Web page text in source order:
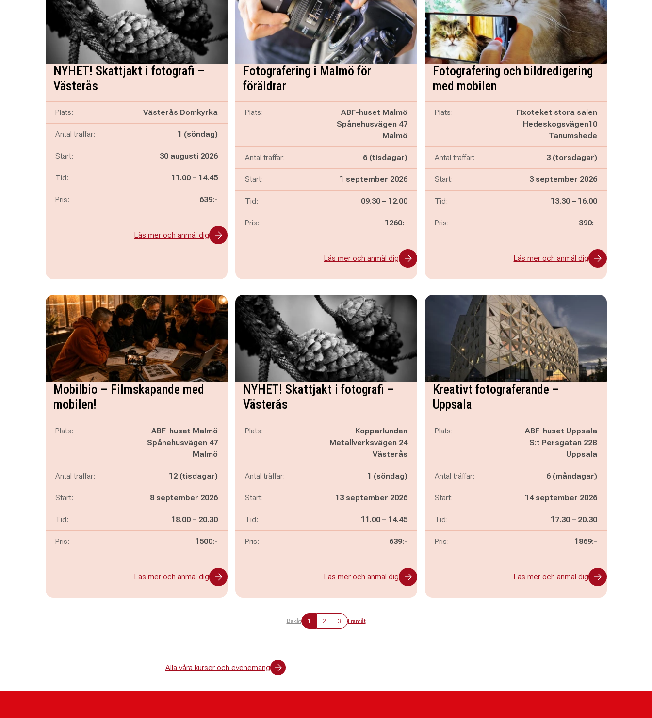
NYHET! Skattjakt i fotografi –
Västerås
Plats: Västerås Domkyrka
Antal träffar: 1 (söndag)
Start: 30 augusti 2026
Tid: Pågår mellan
11.00 – och
14.45
Pris: 639:-
Läs mer och anmäl dig
Fotografering i Malmö för
föräldrar
Plats:
ABF-huset Malmö
Spånehusvägen 47
Malmö
Antal träffar: 6 (tisdagar)
Start: 1 september 2026
Tid: Pågår mellan
09.30 – och
12.00
Pris: 1260:-
Läs mer och anmäl dig
Fotografering och bildredigering
med mobilen
Plats:
Fixoteket stora salen
Hedeskogsvägen10
Tanumshede
Antal träffar: 3 (torsdagar)
Start: 3 september 2026
Tid: Pågår mellan
13.30 – och
16.00
Pris: 390:-
Läs mer och anmäl dig
Mobilbio – Filmskapande med
mobilen!
Plats:
ABF-huset Malmö
Spånehusvägen 47
Malmö
Antal träffar: 12 (tisdagar)
Start: 8 september 2026
Tid: Pågår mellan
18.00 – och
20.30
Pris: 1500:-
Läs mer och anmäl dig
NYHET! Skattjakt i fotografi –
Västerås
Plats:
Kopparlunden
Metallverksvägen 24
Västerås
Antal träffar: 1 (söndag)
Start: 13 september 2026
Tid: Pågår mellan
11.00 – och
14.45
Pris: 639:-
Läs mer och anmäl dig
Kreativt fotograferande –
Uppsala
Plats:
ABF-huset Uppsala
S:t Persgatan 22B
Uppsala
Antal träffar: 6 (måndagar)
Start: 14 september 2026
Tid: Pågår mellan
17.30 – och
20.30
Pris: 1869:-
Läs mer och anmäl dig
Bakåt 1 2 3 Framåt
Alla våra kurser och evenemang